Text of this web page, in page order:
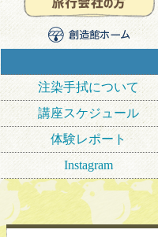
注染手拭について
講座スケジュール
体験レポート
Instagram